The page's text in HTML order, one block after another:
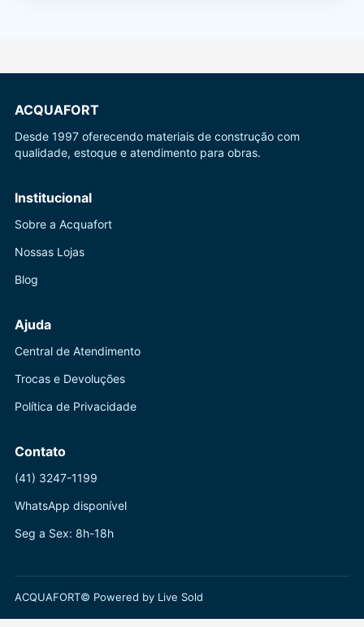
ACQUAFORT
Desde 1997 oferecendo materiais de construção com
qualidade, estoque e atendimento para obras.
Institucional
Sobre a Acquafort
Nossas Lojas
Blog
Ajuda
Central de Atendimento
Trocas e Devoluções
Política de Privacidade
Contato
(41) 3247-1199
WhatsApp disponível
Seg a Sex: 8h-18h
ACQUAFORT© Powered by Live Sold